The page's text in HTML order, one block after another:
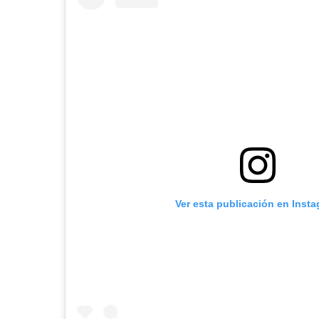
Ver esta publicación en